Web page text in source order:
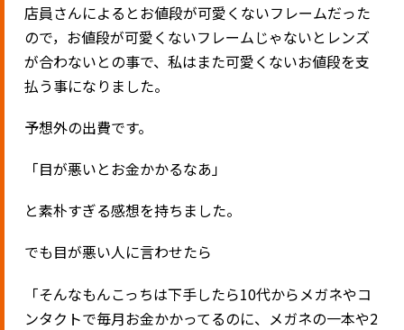
店員さんによるとお値段が可愛くないフレームだった
ので，お値段が可愛くないフレームじゃないとレンズ
が合わないとの事で、私はまた可愛くないお値段を支
払う事になりました。
予想外の出費です。
「目が悪いとお金かかるなあ」
と素朴すぎる感想を持ちました。
でも目が悪い人に言わせたら
「そんなもんこっちは下手したら10代からメガネやコ
ンタクトで毎月お金かかってるのに、メガネの一本や2